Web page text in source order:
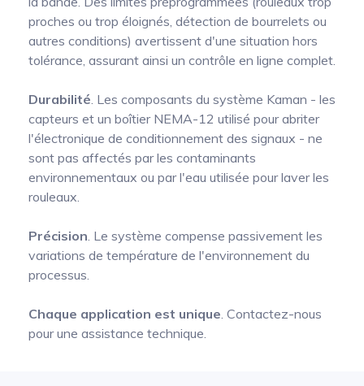
proches ou trop éloignés, détection de bourrelets ou
autres conditions) avertissent d'une situation hors
tolérance, assurant ainsi un contrôle en ligne complet.
Durabilité . Les composants du système Kaman - les
capteurs et un boîtier NEMA-12 utilisé pour abriter
l'électronique de conditionnement des signaux - ne
sont pas affectés par les contaminants
environnementaux ou par l'eau utilisée pour laver les
rouleaux.
Précision . Le système compense passivement les
variations de température de l'environnement du
processus.
Chaque application est unique . Contactez-nous
pour une assistance technique.